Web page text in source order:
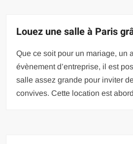
Louez une salle à Paris
Que ce soit pour un mariage, un
évènement d’entreprise, il est
salle assez grande pour inviter
convives. Cette location est